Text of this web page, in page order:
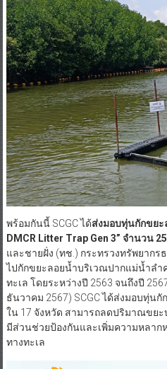
พร้อมกันนี้ SCGC ได้ส่งมอบทุ่นกักขย
DMCR Litter Trap Gen 3” จำนวน 25
และชายฝั่ง (ทช.) กระทรวงทรัพยาก
ไปกักขยะลอยน้ำบริเวณปากแม่น้ำลำ
ทะเล โดยระหว่างปี 2563 จนถึงปี
ธันวาคม 2567) SCGC ได้ส่งมอบทุ่น
ใน 17 จังหวัด สามารถลดปริมาณขยะ
มีส่วนช่วยป้องกันและเพิ่มความหลาก
ทางทะเล